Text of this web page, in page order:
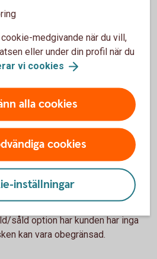
kan man tillgodoräkna sig
kan jämföras med en försäkring.
inte bli av så har kunden inga
option så betalar kunden en
såld option erhåller kunden en
såld option har kunden har inga
kan vara obegränsad.
medgivande när du vill,
eller under din profil när du
vi cookies
alla cookies
cookies
inställningar